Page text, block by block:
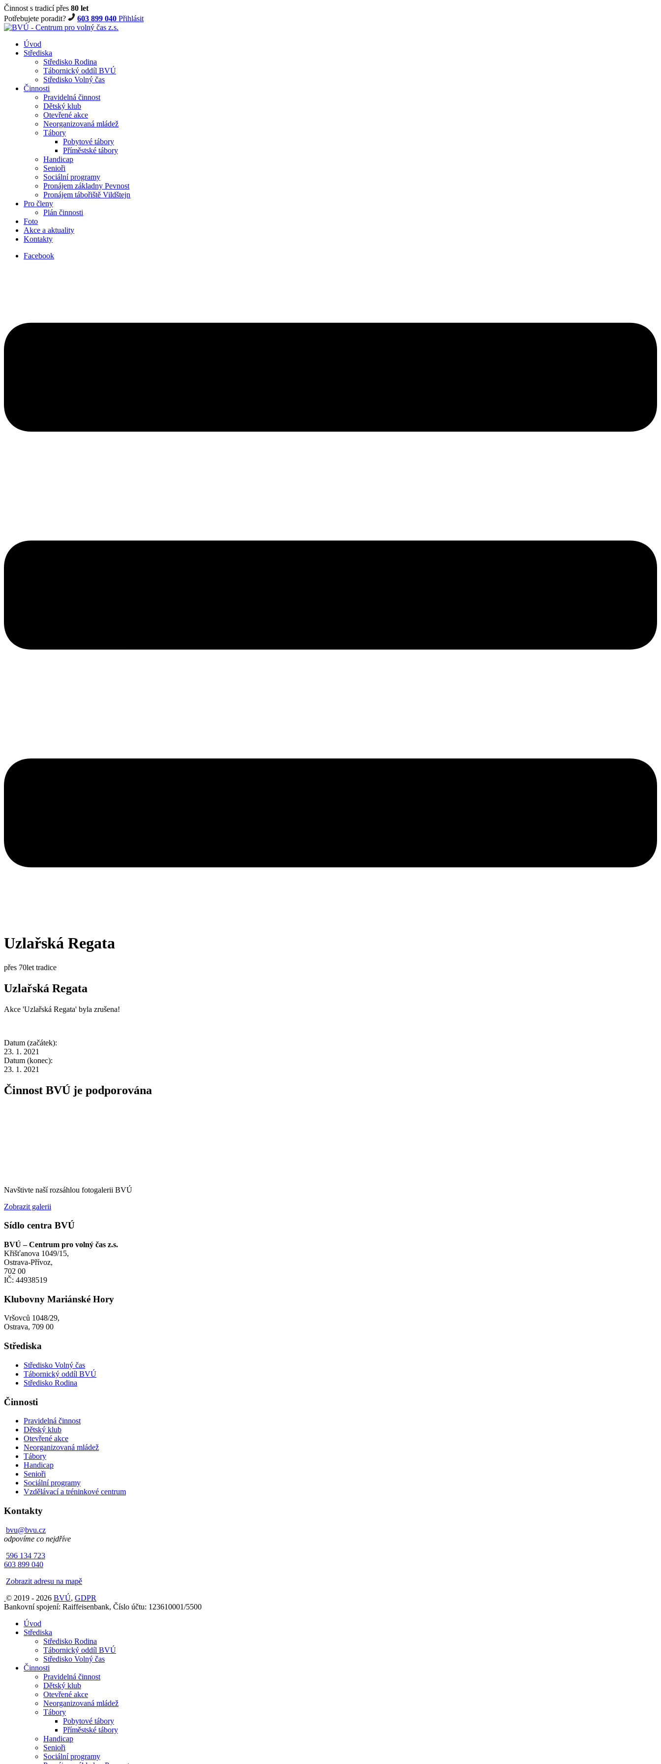
Činnost s tradicí přes 80 let
Potřebujete poradit?
603 899 040 Přihlásit
Úvod
Střediska
Středisko Rodina
Tábornický oddíl BVÚ
Středisko Volný čas
Činnosti
Pravidelná činnost
Dětský klub
Otevřené akce
Neorganizovaná mládež
Tábory
Pobytové tábory
Příměstské tábory
Handicap
Senioři
Sociální programy
Pronájem základny Pevnost
Pronájem tábořiště Vildštejn
Pro členy
Plán činnosti
Foto
Akce a aktuality
Kontakty
Facebook
Uzlařská Regata
přes 70let tradice
Uzlařská Regata
Akce 'Uzlařská Regata' byla zrušena!
Datum (začátek):
23. 1. 2021
Datum (konec):
23. 1. 2021
Činnost BVÚ je podporována
Navštivte naší rozsáhlou fotogalerii BVÚ
Zobrazit galerii
Sídlo centra BVÚ
BVÚ – Centrum pro volný čas z.s.
Křišťanova 1049/15,
Ostrava-Přívoz,
702 00
IČ: 44938519
Klubovny Mariánské Hory
Vršovců 1048/29,
Ostrava, 709 00
Střediska
Středisko Volný čas
Tábornický oddíl BVÚ
Středisko Rodina
Činnosti
Pravidelná činnost
Dětský klub
Otevřené akce
Neorganizovaná mládež
Tábory
Handicap
Senioři
Sociální programy
Vzdělávací a tréninkové centrum
Kontakty
bvu@bvu.cz
odpovíme co nejdříve
596 134 723
603 899 040
Zobrazit adresu na mapě
© 2019 - 2026 BVÚ, GDPR
Bankovní spojení: Raiffeisenbank, Číslo účtu: 123610001/5500
Úvod
Střediska
Středisko Rodina
Tábornický oddíl BVÚ
Středisko Volný čas
Činnosti
Pravidelná činnost
Dětský klub
Otevřené akce
Neorganizovaná mládež
Tábory
Pobytové tábory
Příměstské tábory
Handicap
Senioři
Sociální programy